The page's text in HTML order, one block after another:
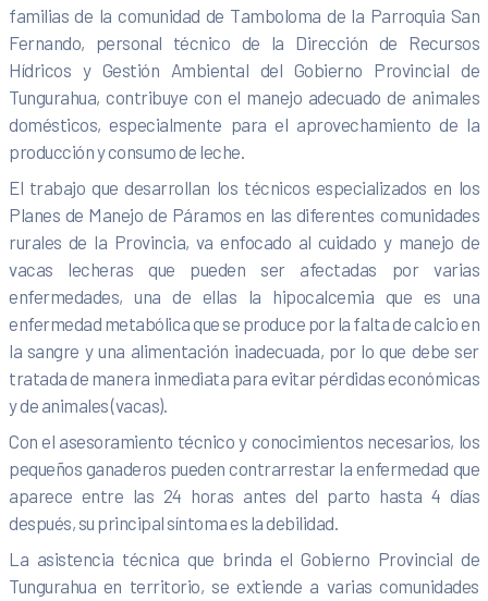
familias de la comunidad de Tamboloma de la Parroquia San
Fernando, personal técnico de la Dirección de Recursos
Hídricos y Gestión Ambiental del Gobierno Provincial de
Tungurahua, contribuye con el manejo adecuado de animales
domésticos, especialmente para el aprovechamiento de la
producción y consumo de leche.
El trabajo que desarrollan los técnicos especializados en los
Planes de Manejo de Páramos en las diferentes comunidades
rurales de la Provincia, va enfocado al cuidado y manejo de
vacas lecheras que pueden ser afectadas por varias
enfermedades, una de ellas la hipocalcemia que es una
enfermedad metabólica que se produce por la falta de calcio en
la sangre y una alimentación inadecuada, por lo que debe ser
tratada de manera inmediata para evitar pérdidas económicas
y de animales (vacas).
Con el asesoramiento técnico y conocimientos necesarios, los
pequeños ganaderos pueden contrarrestar la enfermedad que
aparece entre las 24 horas antes del parto hasta 4 días
después, su principal síntoma es la debilidad.
La asistencia técnica que brinda el Gobierno Provincial de
Tungurahua en territorio, se extiende a varias comunidades